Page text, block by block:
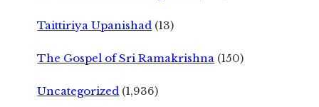
Taittiriya Upanishad (13)
The Gospel of Sri Ramakrishna (150)
Uncategorized (1,936)